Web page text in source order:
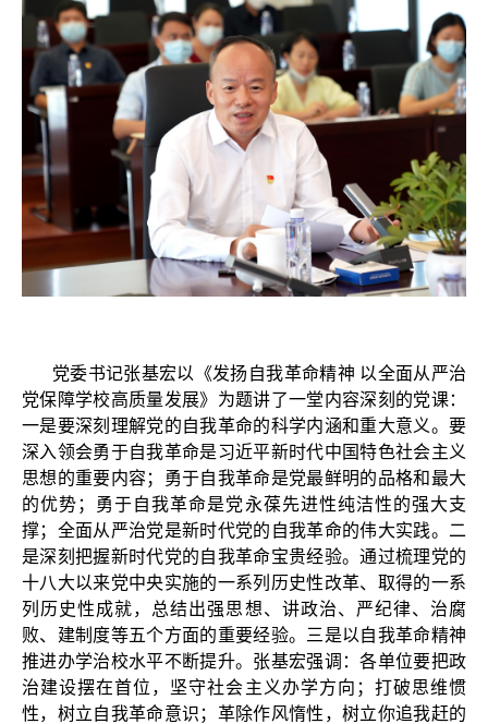
党委书记张基宏以《发扬自我革命精神 以全面从严治
党保障学校高质量发展》为题讲了一堂内容深刻的党课：
一是要深刻理解党的自我革命的科学内涵和重大意义。要
深入领会勇于自我革命是习近平新时代中国特色社会主义
思想的重要内容；勇于自我革命是党最鲜明的品格和最大
的优势；勇于自我革命是党永葆先进性纯洁性的强大支
撑；全面从严治党是新时代党的自我革命的伟大实践。二
是深刻把握新时代党的自我革命宝贵经验。通过梳理党的
十八大以来党中央实施的一系列历史性改革、取得的一系
列历史性成就，总结出强思想、讲政治、严纪律、治腐
败、建制度等五个方面的重要经验。三是以自我革命精神
推进办学治校水平不断提升。张基宏强调：各单位要把政
治建设摆在首位，坚守社会主义办学方向；打破思维惯
性，树立自我革命意识；革除作风惰性，树立你追我赶的